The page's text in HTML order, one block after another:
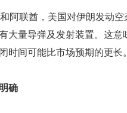
阿联酋，美国对伊朗发动
大量导弹及发射装置。这
间可能比市场预期的更长。
确